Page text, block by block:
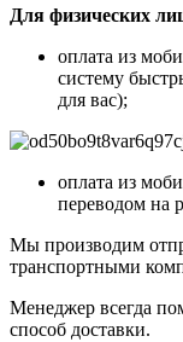
Для физических
оплата из
систему
для вас);
оплата из
переводом на
Мы производим
транспортными
Менеджер всегда
способ доставки.